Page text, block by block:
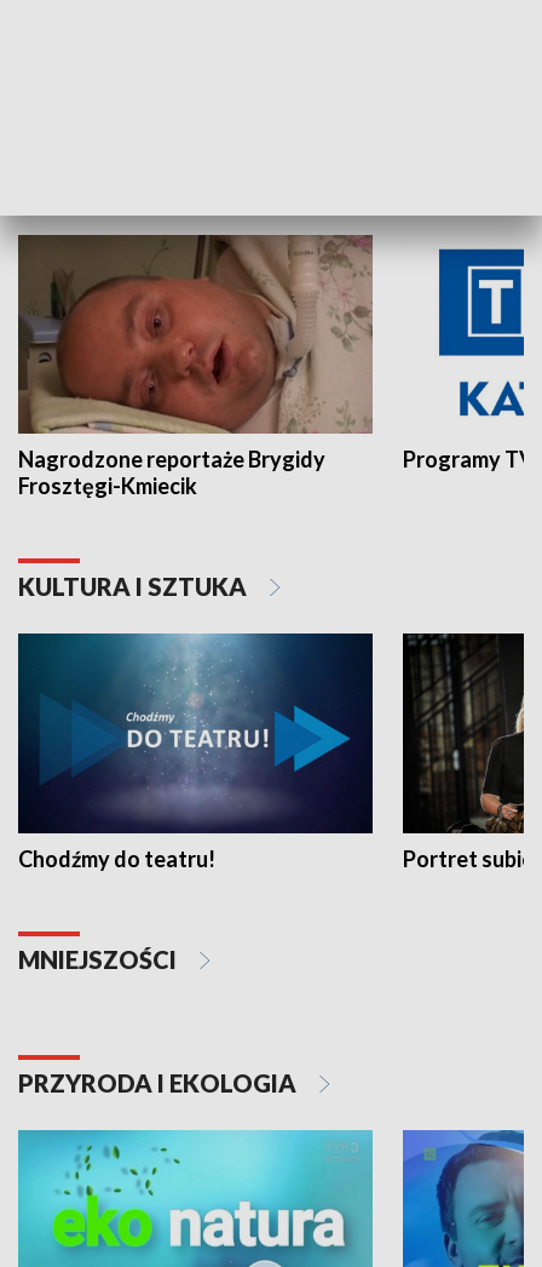
Nagrodzone reportaże Brygidy
Frosztęgi-Kmiecik
Programy
KULTURA I SZTUKA
Chodźmy do teatru! Portret
MNIEJSZOŚCI
PRZYRODA I EKOLOGIA